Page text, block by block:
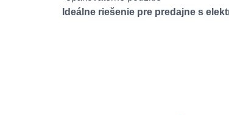
Ideálne riešenie pre predajne s